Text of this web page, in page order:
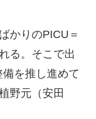
かりのPICU＝
る。そこで出
を推し進めて
野元（安田